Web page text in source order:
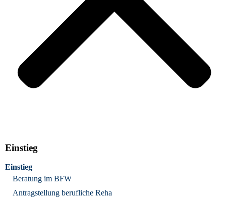
Einstieg
Einstieg
Beratung im BFW
Antragstellung berufliche Reha